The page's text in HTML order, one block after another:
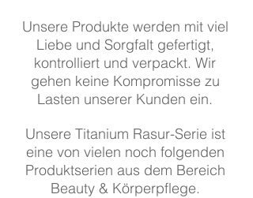
Unsere Produkte werden mit viel
Liebe und Sorgfalt gefertigt,
kontrolliert und verpackt. Wir
gehen keine Kompromisse zu
Lasten unserer Kunden ein.
Unsere Titanium Rasur-Serie ist
eine von vielen noch folgenden
Produktserien aus dem Bereich
Beauty & Körperpflege.